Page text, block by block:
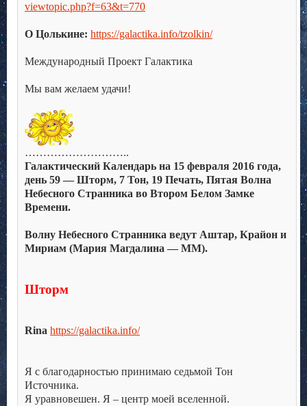
viewtopic.php?f=63&t=770
О Цолькине: https://galactika.info/tzolkin/
Международный Проект Галактика
Мы вам желаем удачи!
………………………..
Галактический Календарь на 15 февраля 2016 года,
день 59 — Шторм, 7 Тон, 19 Печать, Пятая Волна
Небесного Странника во Втором Белом Замке
Времени.
Волну Небесного Странника ведут Аштар, Крайон и
Мириам (Мария Магдалина — ММ).
Шторм
Rina https://galactika.info/
Я с благодарностью принимаю седьмой Тон
Источника.
Я уравновешен. Я – центр моей вселенной.